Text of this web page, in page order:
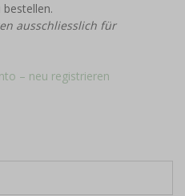
ausschliesslich für
– neu registrieren